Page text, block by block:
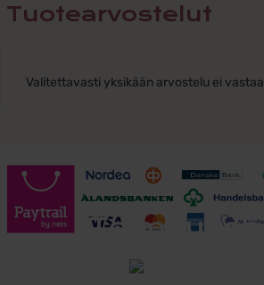
Tuotearvostelut
Valitettavasti yksikään arvostelu ei